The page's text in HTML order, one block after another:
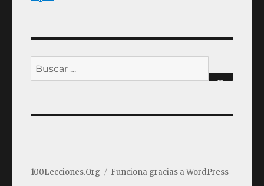
Buscar
por:
100Lecciones.Org Funciona gracias a WordPress